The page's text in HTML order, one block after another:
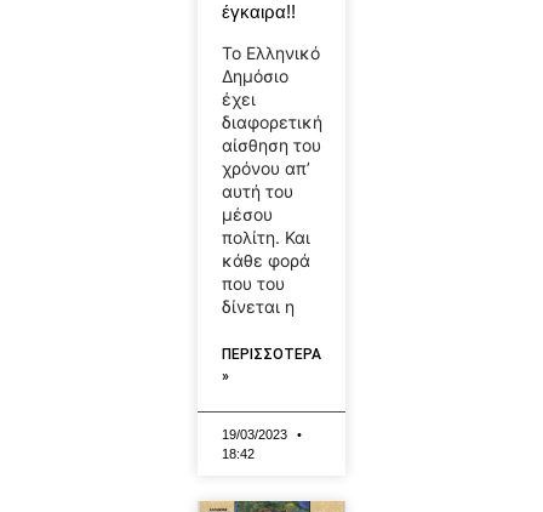
έγκαιρα!!
Το Ελληνικό
Δημόσιο
έχει
διαφορετική
αίσθηση του
χρόνου απ’
αυτή του
μέσου
πολίτη. Και
κάθε φορά
που του
δίνεται η
ΠΕΡΙΣΣΟΤΕΡΑ
»
19/03/2023
18:42